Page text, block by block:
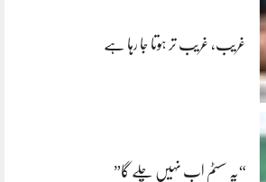
غریب، غریب تر ہوتا جا رہا ہے
“یہ سسٹم اب نہیں چلے گا”